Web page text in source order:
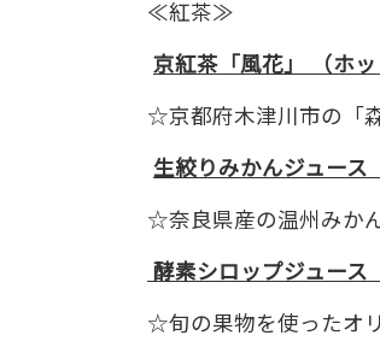
≪紅茶≫
京紅茶「風花」 （ホ
☆京都府木津川市の「
生絞りみかんジュー
☆奈良県産の温州みか
酵素シロップジュース
☆旬の果物を使ったオ